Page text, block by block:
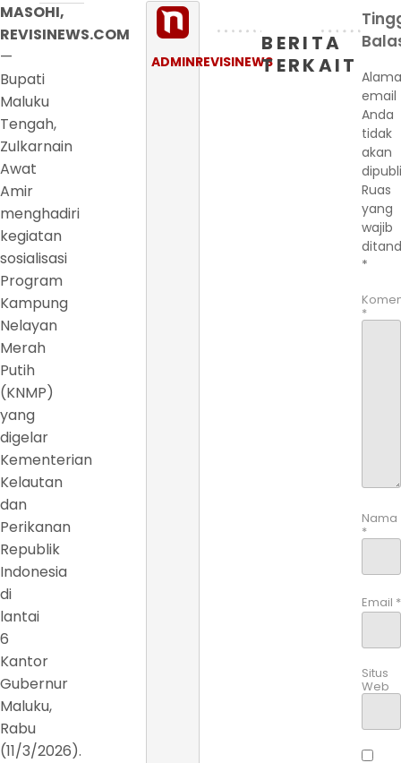
MASOHI,
REVISINEWS.COM
—
Bupati
Maluku
Tengah,
Zulkarnain
Awat
Amir
menghadiri
kegiatan
sosialisasi
Program
Kampung
Nelayan
Merah
Putih
(KNMP)
yang
digelar
Kementerian
Kelautan
dan
Perikanan
Republik
Indonesia
di
lantai
6
Kantor
Gubernur
Maluku,
Rabu
(11/3/2026).
ADMINREVISINEWS
BERITA
TERKAIT
email
Anda
tidak
akan
Ruas
yang
wajib
*
*
Nama
*
Email *
Situs
Web